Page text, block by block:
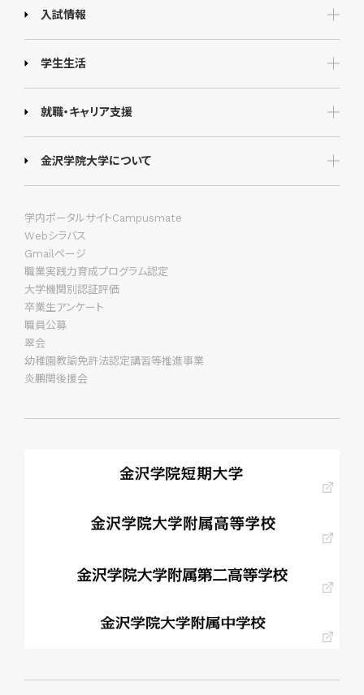
入試情報
学生生活
就職・キャリア支援
金沢学院大学について
学内ポータルサイトCampusmate
Webシラバス
Gmailページ
職業実践力育成プログラム認定
大学機関別認証評価
卒業生アンケート
職員公募
翠会
幼稚園教諭免許法認定講習等推進事業
炎鵬関後援会